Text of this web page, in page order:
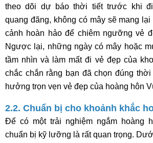
theo dõi dự báo thời tiết trước khi
quang đãng, không có mây sẽ mang
cảnh hoàn hảo để chiêm ngưỡng vẻ
Ngược lại, những ngày có mây hoặc
tầm nhìn và làm mất đi vẻ đẹp của
chắc chắn rằng bạn đã chọn đúng
hưởng trọn vẹn vẻ đẹp của hoàng hôn
2.2. Chuẩn bị cho khoảnh khắc
Để có một trải nghiệm ngắm hoàng
chuẩn bị kỹ lưỡng là rất quan trọng.